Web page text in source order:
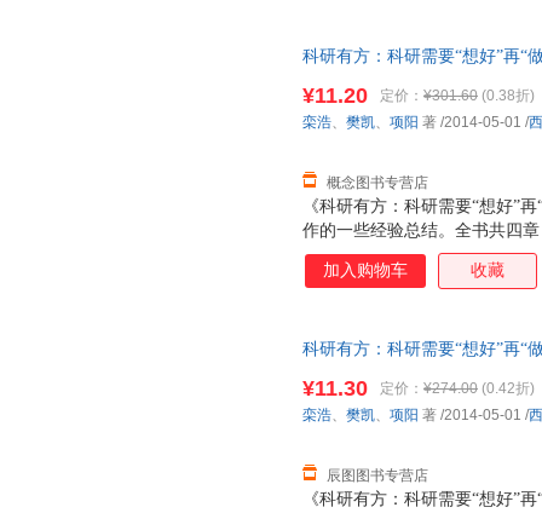
文写作步骤，适合从事计算机
科研有方：科研需要“想好”再“
《科研有方：科研需要“想好”
作的一些经验总结。全书共四
法、英文写作经验和技巧以及
出问题、思考问题到最终完成
文写作步骤，适合从事计算机
¥11.20 定价： ¥301.60 (0.38折)
概念图书专营店
栾浩、 樊凯、 项阳 著 /2014-05-01 /
加入购物车 收藏
科研有方：科研需要“想好”再“
《科研有方：科研需要“想好”
¥11.30 定价： ¥274.00 (0.42折)
辰图图书专营店
栾浩、 樊凯、 项阳 著 /2014-05-01 /